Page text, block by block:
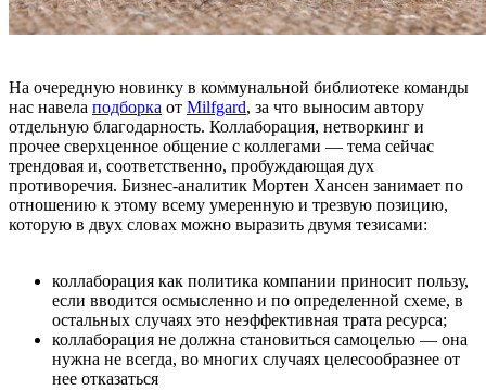
На очередную новинку в коммунальной библиотеке команды
нас навела подборка от Milfgard, за что выносим автору
отдельную благодарность. Коллаборация, нетворкинг и
прочее сверхценное общение с коллегами — тема сейчас
трендовая и, соответственно, пробуждающая дух
противоречия. Бизнес-аналитик Мортен Хансен занимает по
отношению к этому всему умеренную и трезвую позицию,
которую в двух словах можно выразить двумя тезисами:
коллаборация как политика компании приносит пользу,
если вводится осмысленно и по определенной схеме, в
остальных случаях это неэффективная трата ресурса;
коллаборация не должна становиться самоцелью — она
нужна не всегда, во многих случаях целесообразнее от
нее отказаться